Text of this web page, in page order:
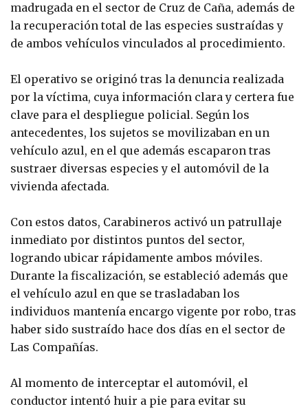
madrugada en el sector de Cruz de Caña, además de
la recuperación total de las especies sustraídas y
de ambos vehículos vinculados al procedimiento.
El operativo se originó tras la denuncia realizada
por la víctima, cuya información clara y certera fue
clave para el despliegue policial. Según los
antecedentes, los sujetos se movilizaban en un
vehículo azul, en el que además escaparon tras
sustraer diversas especies y el automóvil de la
vivienda afectada.
Con estos datos, Carabineros activó un patrullaje
inmediato por distintos puntos del sector,
logrando ubicar rápidamente ambos móviles.
Durante la fiscalización, se estableció además que
el vehículo azul en que se trasladaban los
individuos mantenía encargo vigente por robo, tras
haber sido sustraído hace dos días en el sector de
Las Compañías.
Al momento de interceptar el automóvil, el
conductor intentó huir a pie para evitar su